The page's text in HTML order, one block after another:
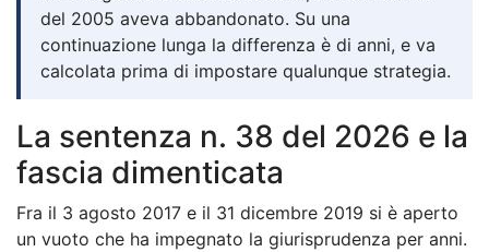
del 2005 aveva abbandonato. Su una
continuazione lunga la differenza è di anni, e va
calcolata prima di impostare qualunque strategia.
La sentenza n. 38 del 2026 e la
fascia dimenticata
Fra il 3 agosto 2017 e il 31 dicembre 2019 si è aperto
un vuoto che ha impegnato la giurisprudenza per anni.